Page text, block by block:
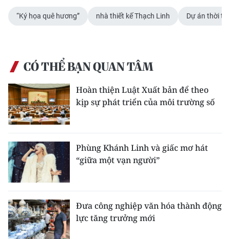
“Ký họa quê hương” nhà thiết kế Thạch Linh Dự án thời
CÓ THỂ BẠN QUAN TÂM
Hoàn thiện Luật Xuất bản để theo
kịp sự phát triển của môi trường số
Phùng Khánh Linh và giấc mơ hát
“giữa một vạn người”
Đưa công nghiệp văn hóa thành động
lực tăng trưởng mới